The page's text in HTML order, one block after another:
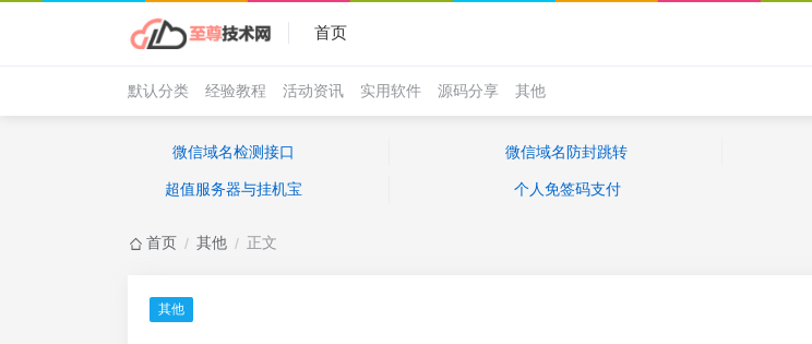
首页
默认分类 经验教程 活动资讯 实用软件 源码分享 其他
微信域名检测接口 微信域名防封跳转
超值服务器与挂机宝 个人免签码支付
首页 / 其他 / 正文
其他